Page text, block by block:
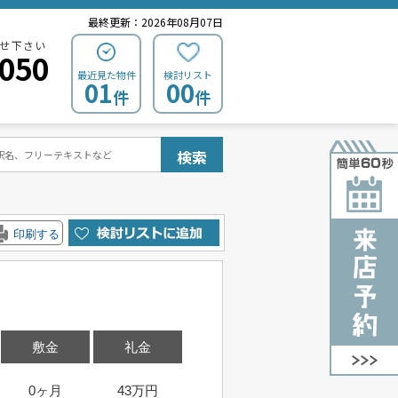
最終更新：2026年08月07日
下さい
最近見た物件
01件
検討リスト
00件
検索
敷金
0ヶ月
礼金
43万円
印刷する